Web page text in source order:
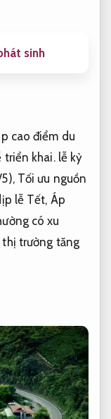
sinh
cao điểm du
triển khai.lễ kỷ
Tối ưu nguồn
lễ Tết, Áp
có xu
thị trường tăng